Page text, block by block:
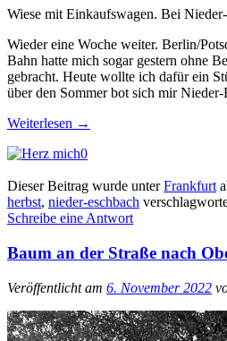
Wiese mit Einkaufswagen. Bei
Wieder eine Woche weiter. Berlin/
Bahn hatte mich sogar gestern ohne
gebracht. Heute wollte ich dafür ein
über den Sommer bot sich mir Nieder-
Weiterlesen →
0
Dieser Beitrag wurde unterFrankfurt
herbst, nieder-eschbach
Schreibe eine Antwort
Baum an der Straße nach
Veröffentlicht am 6. November 2022